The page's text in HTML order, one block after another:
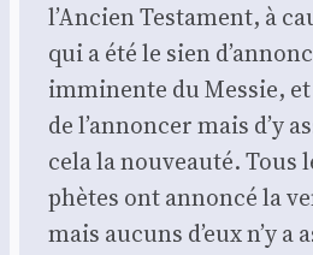
l’Ancien Tes­ta­ment, à
qui a été le sien
immi­nente du Mes­sie,
de l’annoncer mais d’y
cela la nou­veau­té. Tous
phètes ont annon­cé la
mais aucuns d’eux n’y a